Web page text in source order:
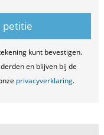
kunt bevestigen.
en blijven bij de
privacyverklaring.